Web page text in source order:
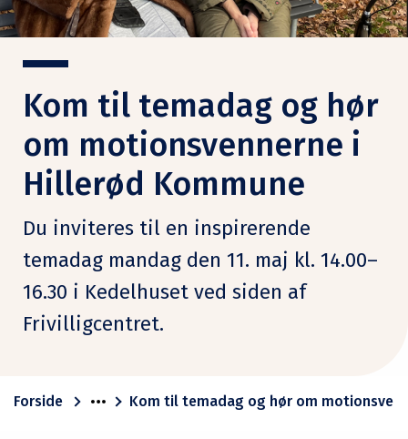
Kom til temadag og hør
om motionsvennerne i
Hillerød Kommune
Du inviteres til en inspirerende
temadag mandag den 11. maj kl. 14.00–
16.30 i Kedelhuset ved siden af
Frivilligcentret.
Forside Kom til temadag og hør om